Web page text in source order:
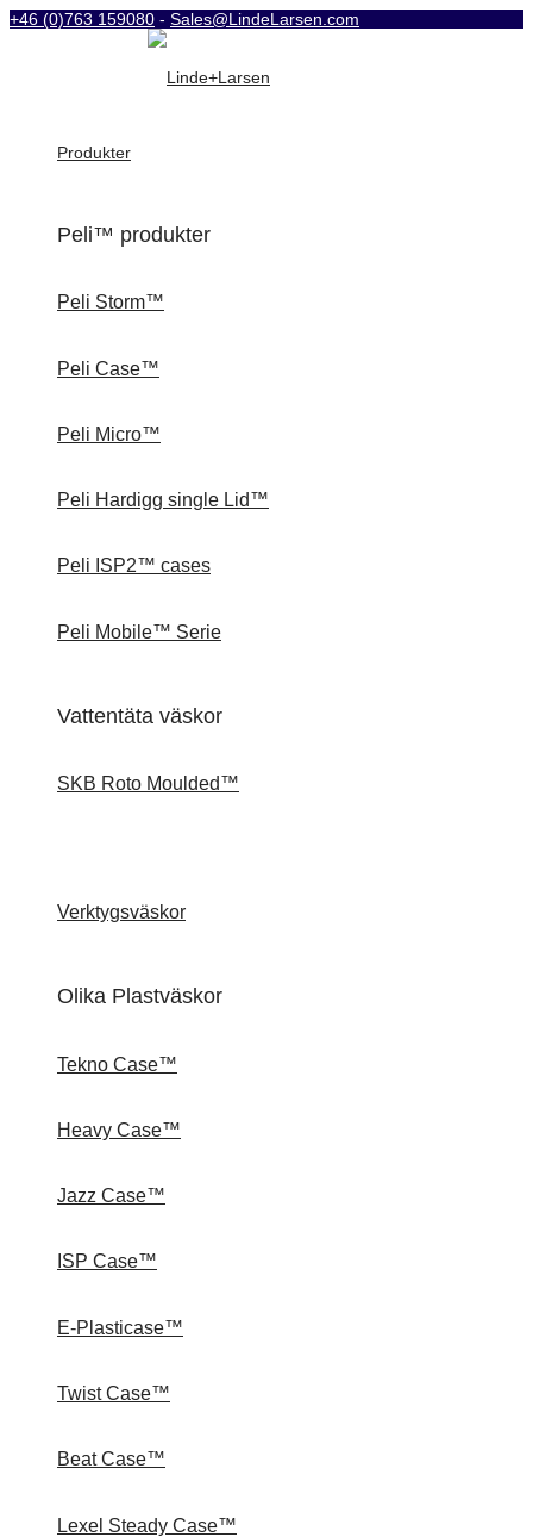
+46 (0)763 159080 - Sales@LindeLarsen.com
Produkter
Peli™ produkter
Peli Storm™
Peli Case™
Peli Micro™
Peli Hardigg single Lid™
Peli ISP2™ cases
Peli Mobile™ Serie
Vattentäta väskor
SKB Roto Moulded™
Verktygsväskor
Olika Plastväskor
Tekno Case™
Heavy Case™
Jazz Case™
ISP Case™
E-Plasticase™
Twist Case™
Beat Case™
Lexel Steady Case™